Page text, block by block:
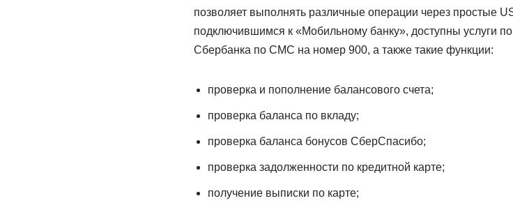
позволяет выполнять различные операции через простые
подключившимся к «Мобильному банку», доступны услуги
Сбербанка по СМС на номер 900, а также такие функции:
проверка и пополнение балансового счета;
проверка баланса по вкладу;
проверка баланса бонусов СберСпасибо;
проверка задолженности по кредитной карте;
получение выписки по карте;